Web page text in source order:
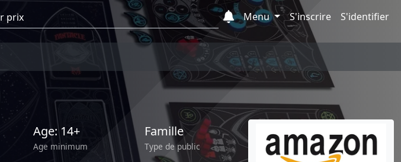
Menu
S'inscrire S'identifier
Age: 14+
Age minimum
Famille
Type de public